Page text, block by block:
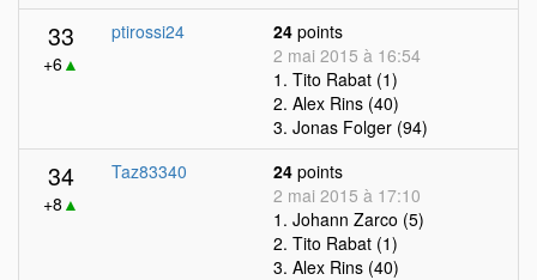
33
+6▲
ptirossi24 24 points
2 mai 2015 à 16:54
1. Tito Rabat (1)
2. Alex Rins (40)
3. Jonas Folger (94)
34
+8 ▲
Taz83340 24 points
2 mai 2015 à 17:10
1. Johann Zarco (5)
2. Tito Rabat (1)
3. Alex Rins (40)